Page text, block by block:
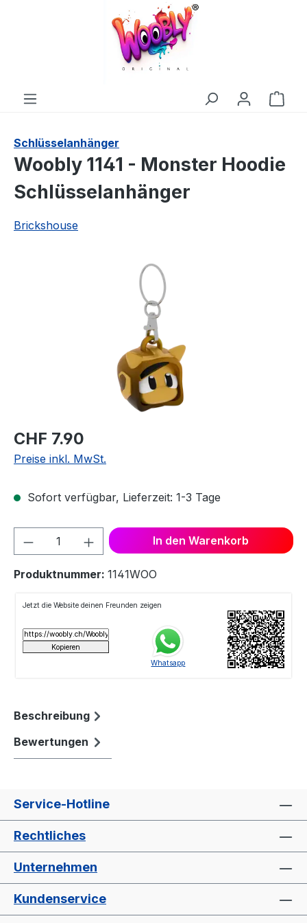
Schlüsselanhänger
Woobly 1141 - Monster Hoodie
Schlüsselanhänger
Brickshouse
Bildergalerie überspringen
CHF 7.90
Preise inkl. MwSt.
Sofort verfügbar, Lieferzeit: 1-3 Tage
Produkt Anzahl: Gib denIn den Warenkorb
Produktnummer: 1141WOO
Beschreibung
Bewertungen
Service-Hotline
Rechtliches
Unternehmen
Kundenservice